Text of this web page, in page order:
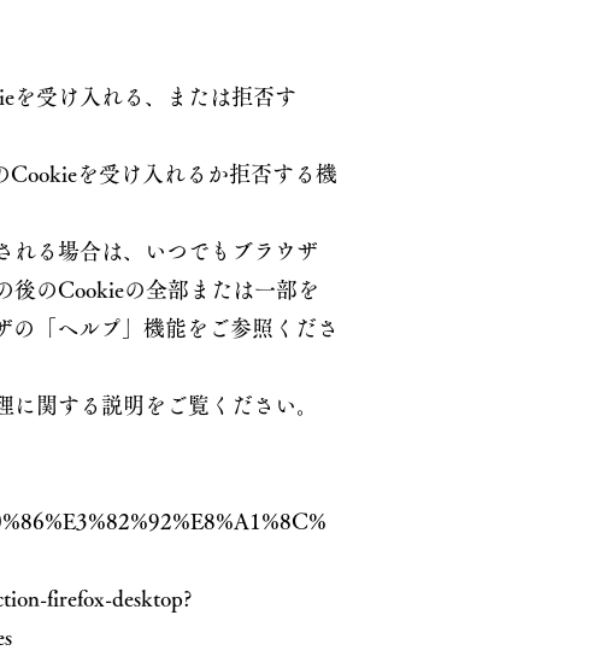
を受け入れる、または拒否す
Cookieを受け入れるか拒否する機
れる場合は、いつでもブラウザ
後のCookieの全部または一部を
「ヘルプ」機能をご参照くださ
関する説明をご覧ください。
firefox-desktop?